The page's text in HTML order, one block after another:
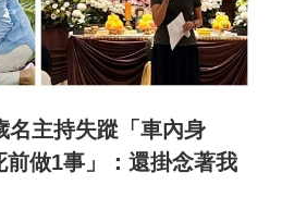
名主持失蹤「車內身
做1事」：還掛念著我